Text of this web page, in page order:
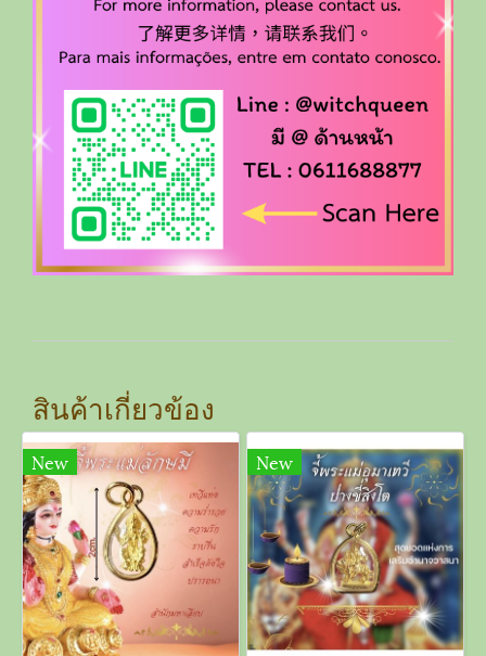
สินค้าเกี่ยวข้อง
New New